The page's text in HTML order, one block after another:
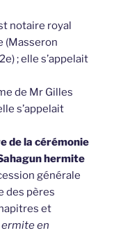
notaire royal
(Masseron
; elle s’appelait
de Mr Gilles
s’appelait
de la cérémonie
hermite
générale
des pères
et
ermite en